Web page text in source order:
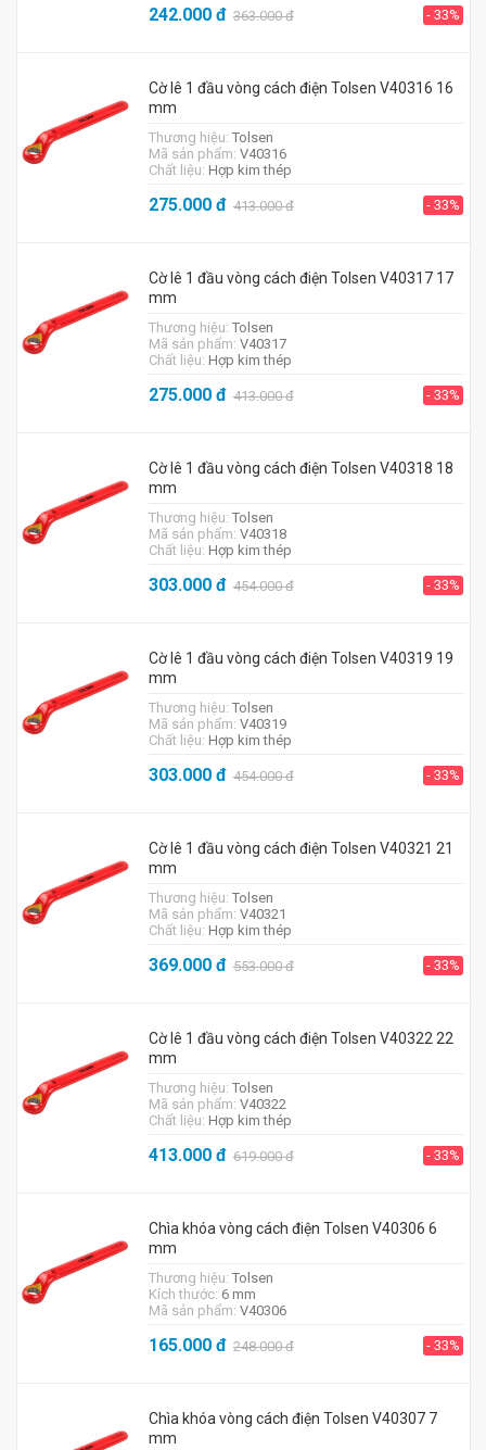
242.000đ 363.000đ - 33%
Cờ lê 1 đầu vòng cách điện Tolsen V40316 16
mm
Thương hiệu: Tolsen
Mã sản phẩm: V40316
Chất liệu: Hợp kim thép
275.000đ 413.000đ - 33%
Cờ lê 1 đầu vòng cách điện Tolsen V40317 17
mm
Thương hiệu: Tolsen
Mã sản phẩm: V40317
Chất liệu: Hợp kim thép
275.000đ 413.000đ - 33%
Cờ lê 1 đầu vòng cách điện Tolsen V40318 18
mm
Thương hiệu: Tolsen
Mã sản phẩm: V40318
Chất liệu: Hợp kim thép
303.000đ 454.000đ - 33%
Cờ lê 1 đầu vòng cách điện Tolsen V40319 19
mm
Thương hiệu: Tolsen
Mã sản phẩm: V40319
Chất liệu: Hợp kim thép
303.000đ 454.000đ - 33%
Cờ lê 1 đầu vòng cách điện Tolsen V40321 21
mm
Thương hiệu: Tolsen
Mã sản phẩm: V40321
Chất liệu: Hợp kim thép
369.000đ 553.000đ - 33%
Cờ lê 1 đầu vòng cách điện Tolsen V40322 22
mm
Thương hiệu: Tolsen
Mã sản phẩm: V40322
Chất liệu: Hợp kim thép
413.000đ 619.000đ - 33%
Chìa khóa vòng cách điện Tolsen V40306 6
mm
Thương hiệu: Tolsen
Kích thước: 6 mm
Mã sản phẩm: V40306
165.000đ 248.000đ - 33%
Chìa khóa vòng cách điện Tolsen V40307 7
mm